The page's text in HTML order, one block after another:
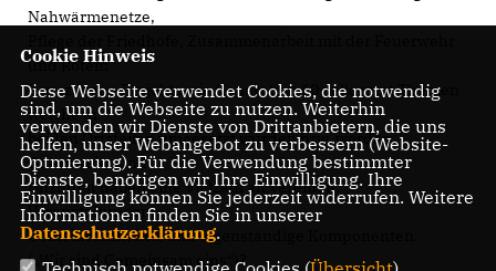
Nahwärmenetze,
und Rotem
Kreuz, neue Projekte wie Generation 60+ allesamt Themen
welche in
beiden Ortsteilen umgesetzt wurden bzw. werden.
Ottersweier und
Unzhurst haben eine Vielzahl an Vereinen,
Veranstaltungen,
Gemeinsamkeiten und eigenständige Komponenten.
(„Wir sind Gemeinsam eins“)?
Cookie Hinweis
Diese Webseite verwendet Cookies, die notwendig
sind, um die Webseite zu nutzen. Weiterhin
verwenden wir Dienste von Drittanbietern, die uns
helfen, unser Webangebot zu verbessern (Website-
Optmierung). Für die Verwendung bestimmter
Dienste, benötigen wir Ihre Einwilligung. Ihre
Einwilligung können Sie jederzeit widerrufen. Weitere
Informationen finden Sie in unserer
Datenschutzerklärung.